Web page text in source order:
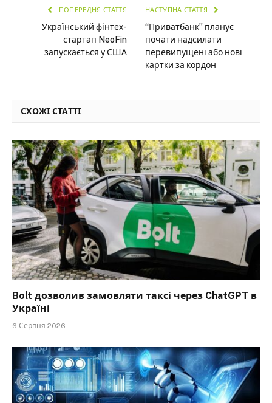
ПОПЕРЕДНЯ СТАТТЯ
Український фінтех-
стартап NeoFin
запускається у США
НАСТУПНА СТАТТЯ
“Приватбанк” планує
почати надсилати
перевипущені або нові
картки за кордон
СХОЖІ СТАТТІ
Bolt дозволив замовляти таксі через ChatGPT в
Україні
6 Серпня 2026